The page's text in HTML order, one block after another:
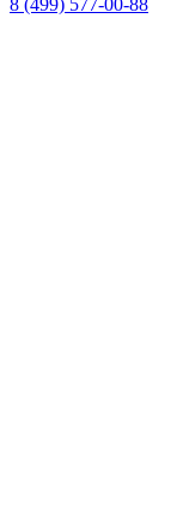
8 (499) 577-00-88